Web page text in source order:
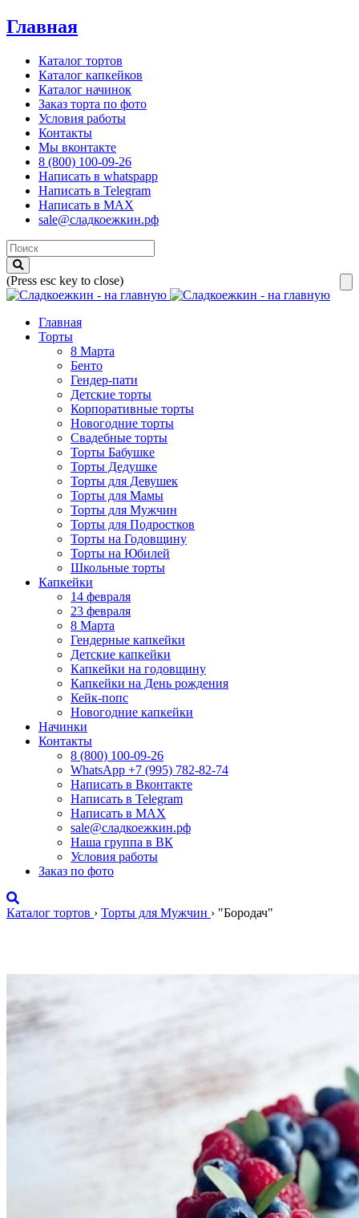
Главная
Каталог тортов
Каталог капкейков
Каталог начинок
Заказ торта по фото
Условия работы
Контакты
Мы вконтакте
8 (800) 100-09-26
Написать в whatspapp
Написать в Telegram
Написать в MAX
sale@сладкоежкин.рф
(Press esc key to close)
Главная
Торты
8 Марта
Бенто
Гендер-пати
Детские торты
Корпоративные торты
Новогодние торты
Свадебные торты
Торты Бабушке
Торты Дедушке
Торты для Девушек
Торты для Мамы
Торты для Мужчин
Торты для Подростков
Торты на Годовщину
Торты на Юбилей
Школьные торты
Капкейки
14 февраля
23 февраля
8 Марта
Гендерные капкейки
Детские капкейки
Капкейки на годовщину
Капкейки на День рождения
Кейк-попс
Новогодние капкейки
Начинки
Контакты
8 (800) 100-09-26
WhatsApp +7 (995) 782-82-74
Написать в Вконтакте
Написать в Telegram
Написать в MAX
sale@сладкоежкин.рф
Наша группа в ВК
Условия работы
Заказ по фото
Каталог тортов › Торты для Мужчин › "Бородач"